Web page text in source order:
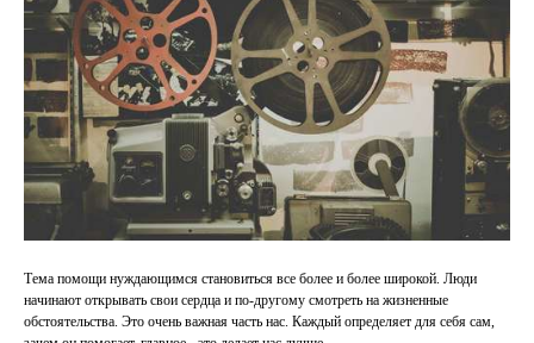
Тема помощи нуждающимся становиться все более и более широкой. Люди
начинают открывать свои сердца и по-другому смотреть на жизненные
обстоятельства. Это очень важная часть нас. Каждый определяет для себя сам,